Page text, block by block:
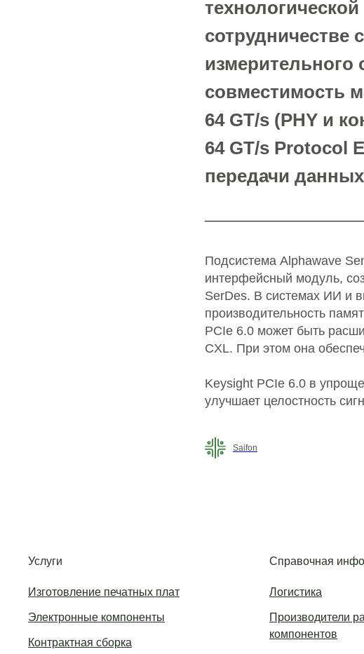
сотрудничестве
измерительного
совместимость
64 GT/s (PHY и
64 GT/s Protocol
передачи
Подсистема Alphawave
интерфейсный модуль,
SerDes. В системах ИИ и
производительность
PCIe 6.0 может быть
CXL. При этом она
Keysight PCIe 6.0 в
улучшает целостность
Saifon
Справочная
Изготовление печатных плат
Электронные компоненты
Контрактная сборка
Услуги
Логистика
Производители
компонентов